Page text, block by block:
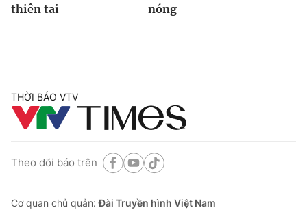
thiên tai
nóng
THỜI BÁO VTV
Theo dõi báo trên
Cơ quan chủ quản:Đài Truyền hình Việt Nam